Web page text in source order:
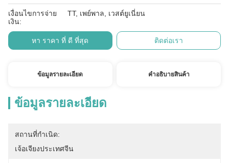
เงื่อนไขการจ่าย
เงิน:
TT, เพย์พาล, เวสต์ยูเนี่ยน
หา ราคา ที่ ดี ที่สุด ติดต่อเรา
ข้อมูลรายละเอียด คําอธิบายสินค้า
ข้อมูลรายละเอียด
สถานที่กำเนิด:
เจ้อเจียงประเทศจีน